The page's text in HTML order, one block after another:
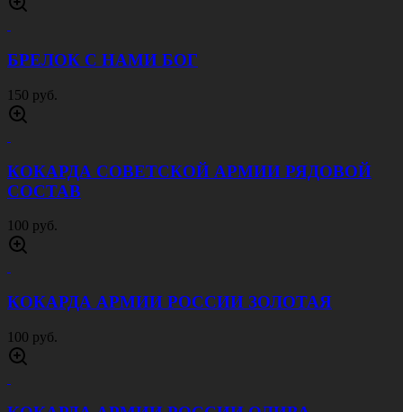
БРЕЛОК С НАМИ БОГ
150 руб.
КОКАРДА СОВЕТСКОЙ АРМИИ РЯДОВОЙ
СОСТАВ
100 руб.
КОКАРДА АРМИИ РОССИИ ЗОЛОТАЯ
100 руб.